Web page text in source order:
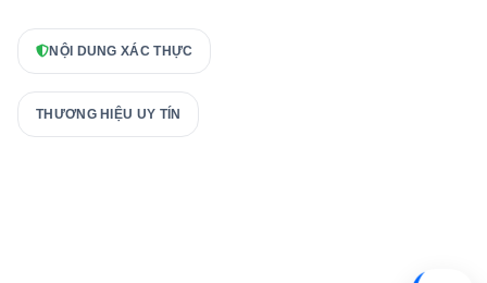
NỘI DUNG XÁC THỰC
THƯƠNG HIỆU UY TÍN